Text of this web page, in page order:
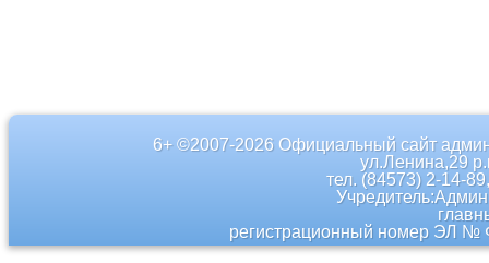
6+ ©2007-2026 Официальный сайт
ул.Ленина,29
тел. (84573) 2-14-
регистрационный номер ЭЛ №